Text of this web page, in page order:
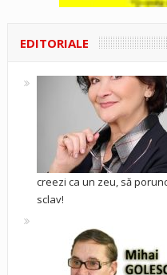
EDITORIALE
creezi ca un zeu, să
sclav!